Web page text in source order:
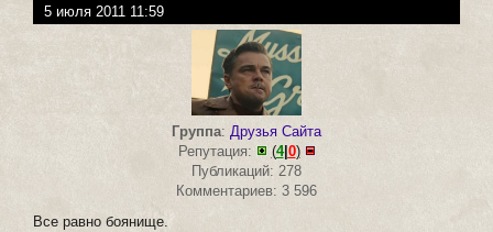
5 июля 2011 11:59
Группа: Друзья Сайта
Репутация:
(4| 0)
Публикаций: 278
Комментариев: 3 596
Все равно боянище.